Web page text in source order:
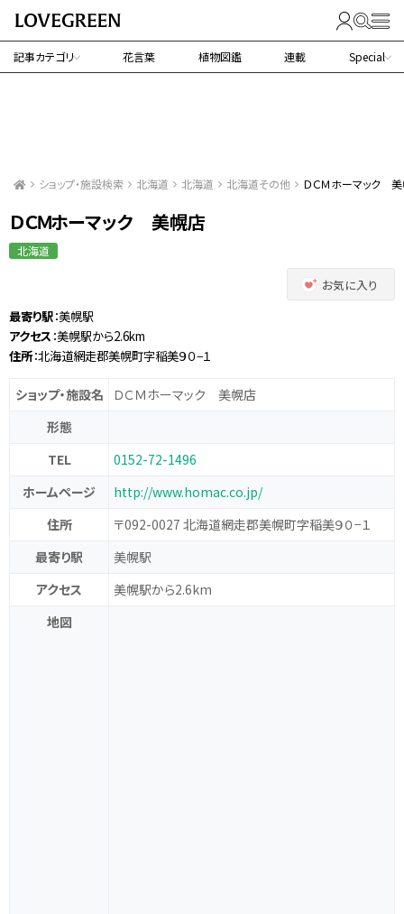
記事カテゴリ 花言葉 植物図鑑 連載 Special
ショップ・施設検索 北海道 北海道 北海道その他 ＤＣＭホーマック
ＤＣＭホーマック 美幌店
北海道
お気に入り
最寄り駅：美幌駅
アクセス ：美幌駅から2.6km
住所：北海道網走郡美幌町字稲美９０−１
ショップ・施設名
ＤＣＭホーマック 美幌店
形態
TEL
0152-72-1496
ホームページ
http://www.homac.co.jp/
住所
〒092-0027 北海道網走郡美幌町字稲美９０−１
最寄り駅
美幌駅
アクセス
美幌駅から2.6km
地図